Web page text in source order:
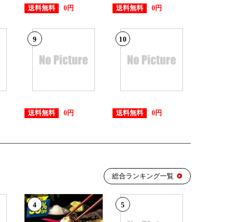
送料無料 0円 送料無料 0円
9
送料無料 0円
10
送料無料 0円
総合ランキング一覧
4 5